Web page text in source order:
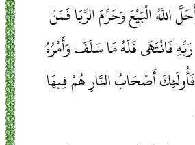
اللَّهُ الْبَيْعَ وَحَرَّمَ الرِّبَا فَمَنْ
فَانْتَهَى فَلَهُ مَا سَلَفَ وَأَمْرُهُ
أَصْحَابُ النَّارِ هُمْ فِيهَا